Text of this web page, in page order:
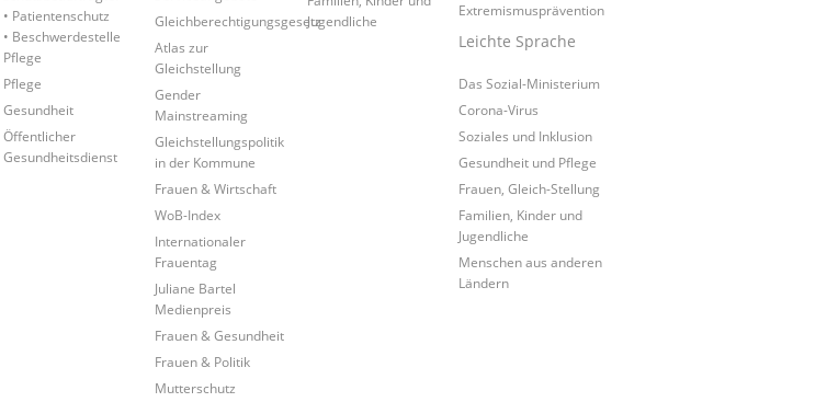
• Patientenschutz
• Beschwerdestelle
Pflege
Pflege
Gesundheit
Öffentlicher
Gesundheitsdienst
Gleichberechtigungsgesetz
Atlas zur
Gleichstellung
Gender
Mainstreaming
Gleichstellungspolitik
in der Kommune
Frauen & Wirtschaft
WoB-Index
Internationaler
Frauentag
Juliane Bartel
Medienpreis
Frauen & Gesundheit
Frauen & Politik
Mutterschutz
Jugendliche
Extremismusprävention
Leichte Sprache
Das Sozial-Ministerium
Corona-Virus
Soziales und Inklusion
Gesundheit und Pflege
Frauen, Gleich-Stellung
Familien, Kinder und
Jugendliche
Menschen aus anderen
Ländern